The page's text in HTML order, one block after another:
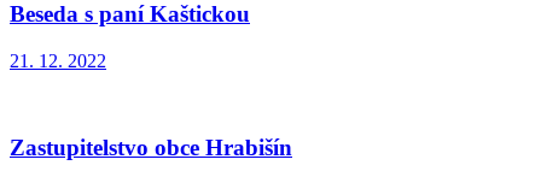
Beseda s paní Kaštickou
21. 12. 2022
Zastupitelstvo obce Hrabišín